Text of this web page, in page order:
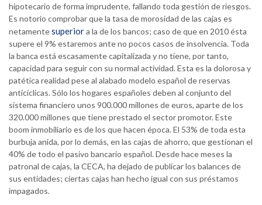
hipotecario de forma imprudente, fallando toda gestión de riesgos.
Es notorio comprobar que la tasa de morosidad de las cajas es
netamentesuperiora la de los bancos; caso de que en 2010 ésta
supere el 9% estaremos ante no pocos casos de insolvencia. Toda
la banca está escasamente capitalizada y no tiene, por tanto,
capacidad para seguir con su normal actividad. Esta es la dolorosa y
patética realidad pese al alabado modelo español de reservas
anticíclicas. Sólo los hogares españoles deben al conjunto del
sistema financiero unos 900.000 millones de euros, aparte de los
320.000 millones que tiene prestado el sector promotor. Este
boom inmobiliario es de los que hacen época. El 53% de toda esta
burbuja anida, por lo demás, en las cajas de ahorro, que gestionan el
40% de todo el pasivo bancario español. Desde hace meses la
patronal de cajas, la CECA, ha dejado de publicar los balances de
sus entidades; ciertas cajas han hecho igual con sus préstamos
impagados.